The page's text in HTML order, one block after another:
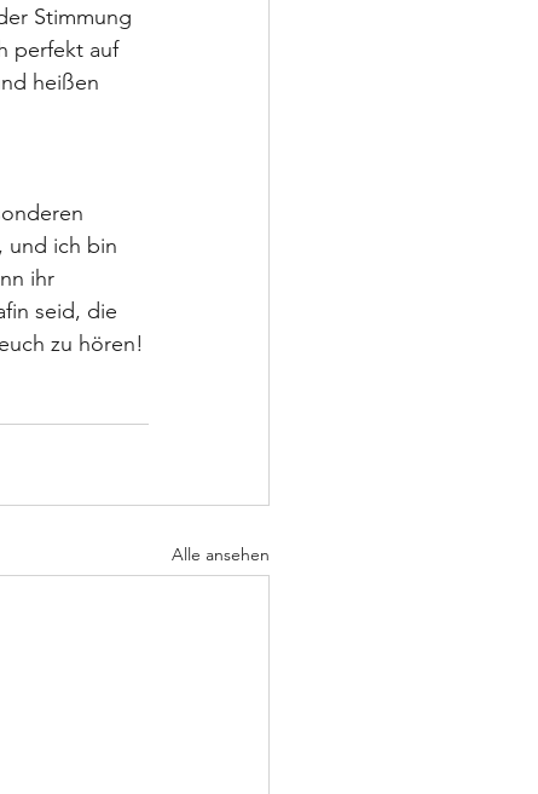
Stimmung
perfekt auf
heißen
und ich bin
ihr
seid, die
zu hören!
Alle ansehen